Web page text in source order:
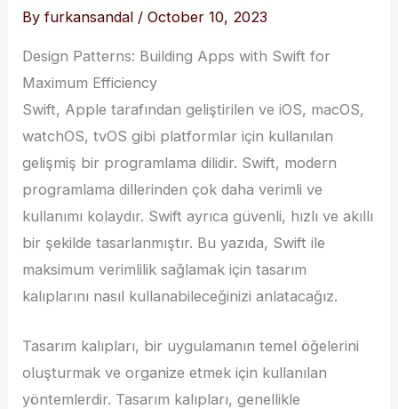
Byfurkansandal /October 10, 2023
Design Patterns: Building Apps with Swift for
Maximum Efficiency
Swift, Apple tarafından geliştirilen ve iOS, macOS,
watchOS, tvOS gibi platformlar için kullanılan
gelişmiş bir programlama dilidir. Swift, modern
programlama dillerinden çok daha verimli ve
kullanımı kolaydır. Swift ayrıca güvenli, hızlı ve akıllı
bir şekilde tasarlanmıştır. Bu yazıda, Swift ile
maksimum verimlilik sağlamak için tasarım
kalıplarını nasıl kullanabileceğinizi anlatacağız.
Tasarım kalıpları, bir uygulamanın temel öğelerini
oluşturmak ve organize etmek için kullanılan
yöntemlerdir. Tasarım kalıpları, genellikle